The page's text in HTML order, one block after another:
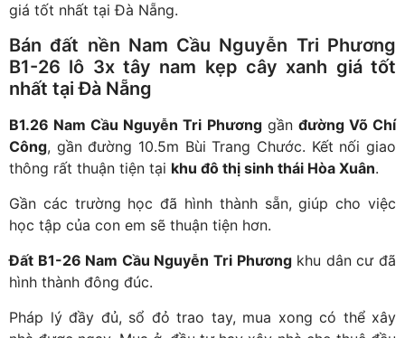
giá tốt nhất tại Đà Nẵng.
Bán đất nền Nam Cầu Nguyễn Tri Phương
B1-26 lô 3x tây nam kẹp cây xanh giá tốt
nhất tại Đà Nẵng
B1.26 Nam Cầu Nguyễn Tri Phươnggần đường Võ Chí
Công, gần đường 10.5m Bùi Trang Chước. Kết nối giao
thông rất thuận tiện tại khu đô thị sinh thái Hòa Xuân.
Gần các trường học đã hình thành sẵn, giúp cho việc
học tập của con em sẽ thuận tiện hơn.
Đất B1-26 Nam Cầu Nguyễn Tri Phươngkhu dân cư đã
hình thành đông đúc.
Pháp lý đầy đủ, sổ đỏ trao tay, mua xong có thể xây